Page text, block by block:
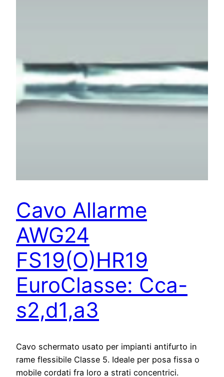
Cavo Allarme
AWG24
FS19(O)HR19
EuroClasse: Cca-
s2,d1,a3
Cavo schermato usato per impianti antifurto in
rame flessibile Classe 5. Ideale per posa fissa o
mobile cordati fra loro a strati concentrici.